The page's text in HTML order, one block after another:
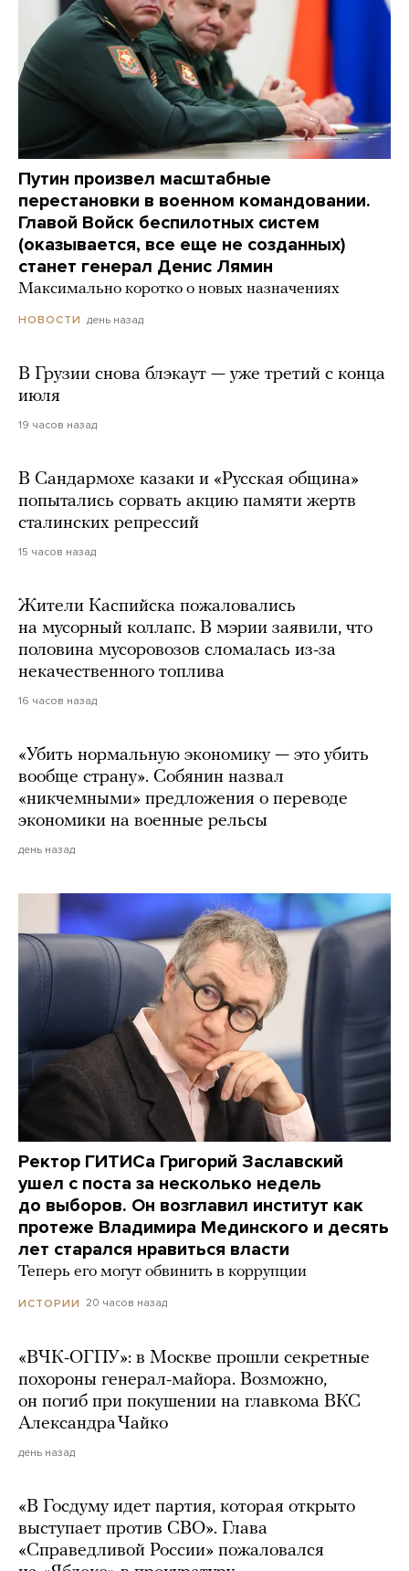
Путин произвел масштабные
перестановки в военном командовании.
Главой Войск беспилотных систем
(оказывается, все еще не созданных)
станет генерал Денис Лямин
Максимально коротко о новых назначениях
НОВОСТИ день назад
В Грузии снова блэкаут — уже третий с конца
июля
19 часов назад
В Сандармохе казаки и «Русская община»
попытались сорвать акцию памяти жертв
сталинских репрессий
15 часов назад
Жители Каспийска пожаловались
на мусорный коллапс. В мэрии заявили, что
половина мусоровозов сломалась из-за
некачественного топлива
16 часов назад
«Убить нормальную экономику — это убить
вообще страну». Собянин назвал
«никчемными» предложения о переводе
экономики на военные рельсы
день назад
Ректор ГИТИСа Григорий Заславский
ушел с поста за несколько недель
до выборов. Он возглавил институт как
протеже Владимира Мединского и десять
лет старался нравиться власти
Теперь его могут обвинить в коррупции
ИСТОРИИ 20 часов назад
«ВЧК-ОГПУ»: в Москве прошли секретные
похороны генерал-майора. Возможно,
он погиб при покушении на главкома ВКС
Александра Чайко
день назад
«В Госдуму идет партия, которая открыто
выступает против СВО». Глава
«Справедливой России» пожаловался